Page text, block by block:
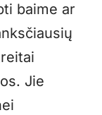
baime ar
Jie